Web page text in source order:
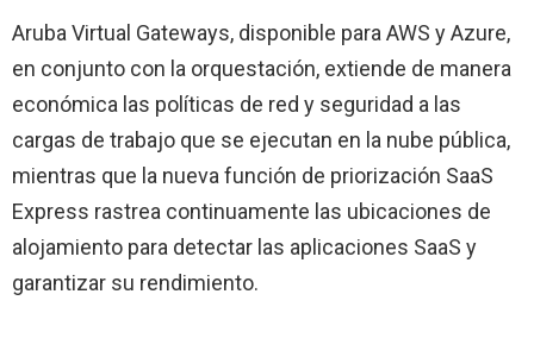
Aruba Virtual Gateways, disponible para AWS y Azure,
en conjunto con la orquestación, extiende de manera
económica las políticas de red y seguridad a las
cargas de trabajo que se ejecutan en la nube pública,
mientras que la nueva función de priorización SaaS
Express rastrea continuamente las ubicaciones de
alojamiento para detectar las aplicaciones SaaS y
garantizar su rendimiento.